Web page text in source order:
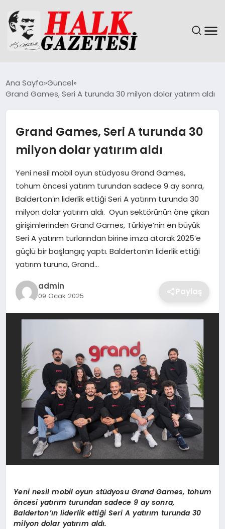
EĞITIM
EKONOMI
SIYASET
SPOR
TEKNOLOJI
Ana Sayfa Güncel
Grand Games, Seri A turunda 30 milyon dolar yatırım aldı
Grand Games, Seri A turunda 30
milyon dolar yatırım aldı
Yeni nesil mobil oyun stüdyosu Grand Games,
tohum öncesi yatırım turundan sadece 9 ay sonra,
Balderton’ın liderlik ettiği Seri A yatırım turunda 30
milyon dolar yatırım aldı. Oyun sektörünün öne çıkan
girişimlerinden Grand Games, Türkiye’nin en büyük
Seri A yatırım turlarından birine imza atarak 2025’e
güçlü bir başlangıç yaptı. Balderton’ın liderlik ettiği
yatırım turuna, Grand…
admin
09 Ocak 2025 Paylaş
Yeni nesil mobil oyun stüdyosu Grand Games, tohum
öncesi yatırım turundan sadece 9 ay sonra,
Balderton’ın liderlik ettiği Seri A yatırım turunda 30
milyon dolar yatırım aldı.